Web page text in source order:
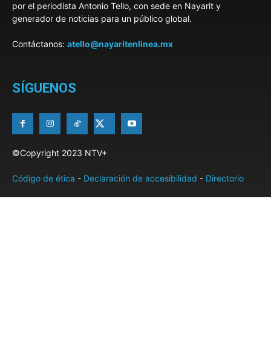
por el periodista Antonio Tello, con sede en Nayarit y
generador de noticias para un público global.
Contáctanos: atello@nayaritenlinea.mx
SÍGUENOS
©Copyright 2023 NTV+
Código de ética - Declaración de accesibilidad - Directorio